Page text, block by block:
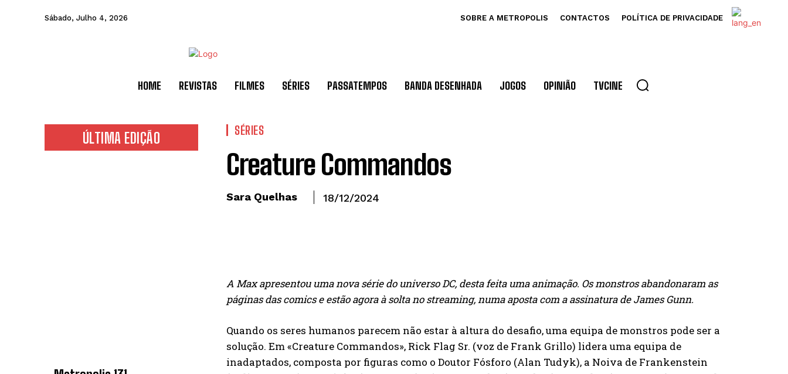
Sábado, Julho 4, 2026 SOBRE A METROPOLIS CONTACTOS POLÍTICA DE PRIVACIDADE
HOME REVISTAS FILMES SÉRIES PASSATEMPOS BANDA DESENHADA JOGOS OPINIÃO TVCINE
ÚLTIMA EDIÇÃO SÉRIES
Creature Commandos
Sara Quelhas 18/12/2024
A Max apresentou uma nova série do universo DC, desta feita uma animação. Os monstros abandonaram as
páginas das comics e estão agora à solta no streaming, numa aposta com a assinatura de James Gunn.
Quando os seres humanos parecem não estar à altura do desafio, uma equipa de monstros pode ser a
solução. Em «Creature Commandos», Rick Flag Sr. (voz de Frank Grillo) lidera uma equipa de
inadaptados, composta por figuras como o Doutor Fósforo (Alan Tudyk), a Noiva de Frankenstein